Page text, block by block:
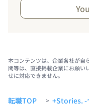
本コンテンツは、企業各社が自
問等は、直接掲載企業にお願い
せに対応できません。
転職TOP > +Stories. -